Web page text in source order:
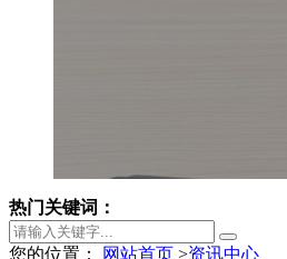
热门关键词：
您的位置： 网站首页 >资讯中心